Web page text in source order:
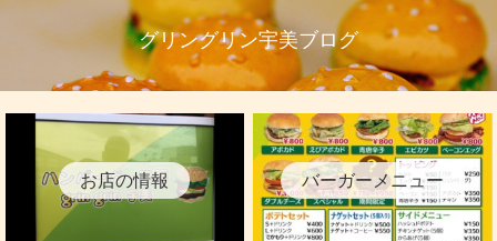
グリングリン宇美ブログ
お店の情報 バーガーメニュー